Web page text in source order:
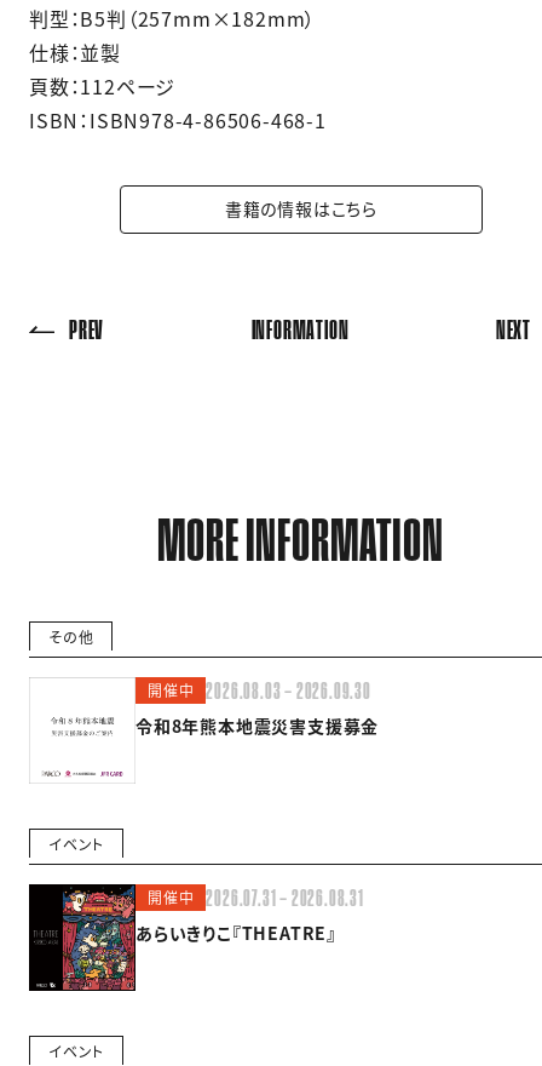
判型：B5判（257mm×182mm）
仕様：並製
頁数：112ページ
ISBN：ISBN978-4-86506-468-1
書籍の情報はこちら
PREV INFORMATION NEXT
MORE INFORMATION
その他
開催中 2026.08.03 — 2026.09.30
令和8年熊本地震災害支援募金
イベント
開催中 2026.07.31 — 2026.08.31
あらいきりこ『THEATRE』
イベント